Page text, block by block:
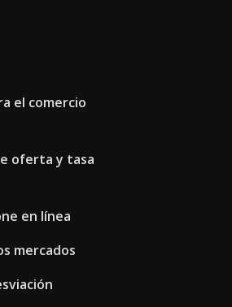
el comercio
oferta y tasa
en línea
mercados